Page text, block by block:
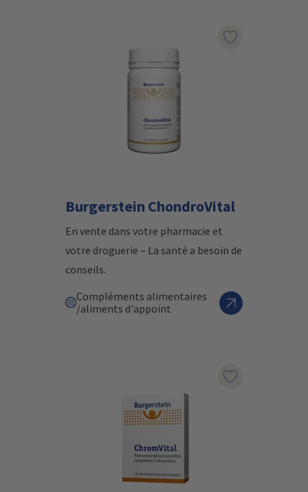
Marqueur le
Burgerstein ChondroVital
En vente dans votre pharmacie et
votre droguerie – La santé a besoin de
conseils.
Compléments alimentaires
/aliments d'appoint
Marqueur le